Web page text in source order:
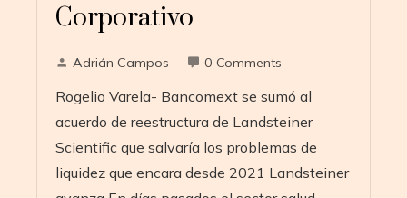
Corporativo
Adrián Campos 0 Comments
Rogelio Varela- Bancomext se sumó al
acuerdo de reestructura de Landsteiner
Scientific que salvaría los problemas de
liquidez que encara desde 2021 Landsteiner